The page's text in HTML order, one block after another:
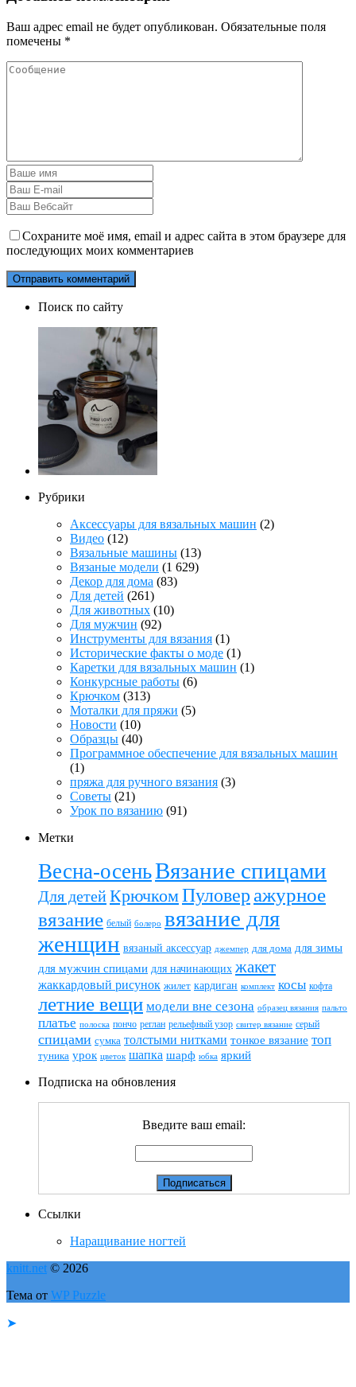
Ваш адрес email не будет опубликован. Обязательные поля
помечены *
Сохраните моё имя, email и адрес сайта в этом браузере для
последующих моих комментариев
Поиск по сайту
Рубрики
Аксессуары для вязальных машин (2)
Видео (12)
Вязальные машины (13)
Вязаные модели (1 629)
Декор для дома (83)
Для детей (261)
Для животных (10)
Для мужчин (92)
Инструменты для вязания (1)
Исторические факты о моде (1)
Каретки для вязальных машин (1)
Конкурсные работы (6)
Крючком (313)
Моталки для пряжи (5)
Новости (10)
Образцы (40)
Программное обеспечение для вязальных машин
(1)
пряжа для ручного вязания (3)
Советы (21)
Урок по вязанию (91)
Метки
Весна-осеньВязание спицами
Для детейКрючкомПуловер ажурное
вязание белый болеро вязание для
женщин вязаный аксессуар джемпер для дома для зимы
для мужчин спицами для начинающих жакет
жаккардовый рисунок жилет кардиган комплект косы кофта
летние вещи модели вне сезона образец вязания пальто
платье полоска пончо реглан рельефный узор свитер вязание серый
спицами сумка толстыми нитками тонкое вязание топ
туника урок цветок шапка шарф юбка яркий
Подписка на обновления
Введите ваш email:
Ссылки
Наращивание ногтей
knitt.net © 2026
Тема от WP Puzzle
➤